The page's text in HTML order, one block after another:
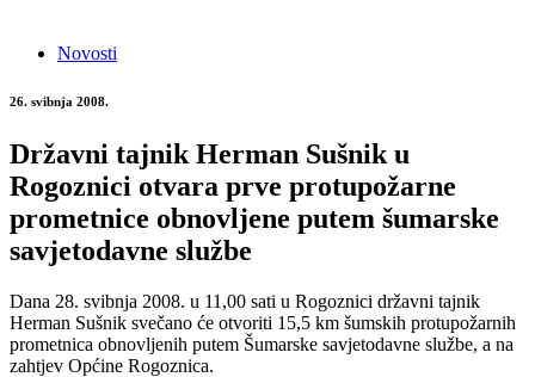
Novosti
26. svibnja 2008.
Državni tajnik Herman Sušnik u
Rogoznici otvara prve protupožarne
prometnice obnovljene putem šumarske
savjetodavne službe
Dana 28. svibnja 2008. u 11,00 sati u Rogoznici državni tajnik
Herman Sušnik svečano će otvoriti 15,5 km šumskih protupožarnih
prometnica obnovljenih putem Šumarske savjetodavne službe, a na
zahtjev Općine Rogoznica.